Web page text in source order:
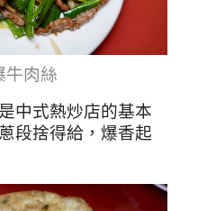
牛肉絲
中式熱炒店的基本
段捨得給，爆香起